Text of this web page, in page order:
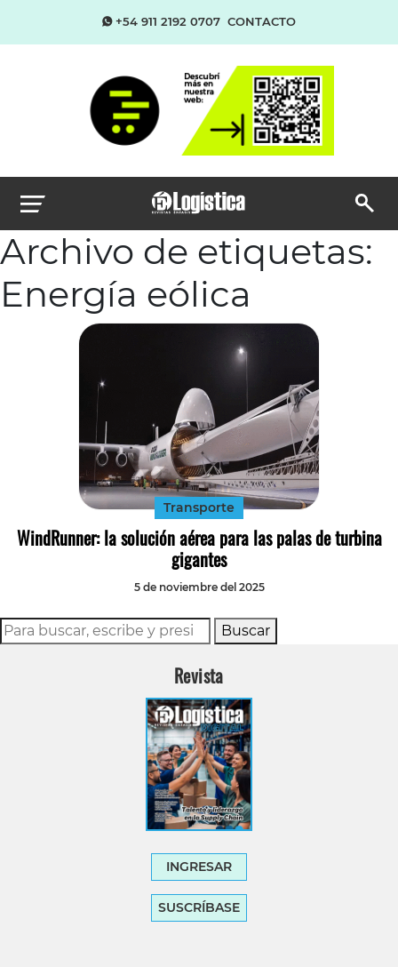
+54 911 2192 0707 CONTACTO
Archivo de etiquetas:
Energía eólica
Transporte
WindRunner: la solución aérea para las palas de turbina
gigantes
5 de noviembre del 2025
Buscar
Revista
INGRESAR
SUSCRÍBASE